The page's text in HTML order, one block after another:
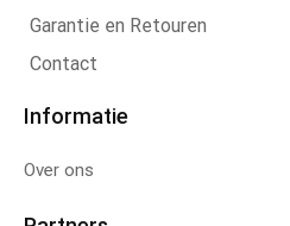
Garantie en Retouren
Contact
Informatie
Over ons